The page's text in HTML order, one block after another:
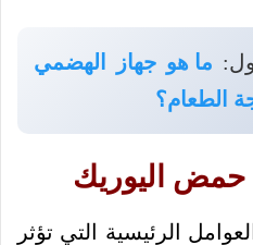
ما هو جهاز الهضمي
الطعام؟
حمض اليوريك
الرئيسية التي تؤثر